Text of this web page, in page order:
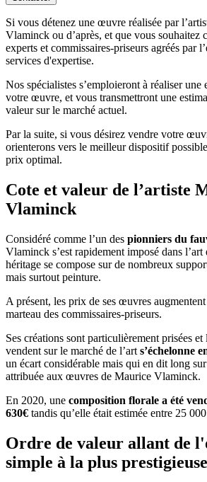
Si vous détenez une œuvre réalisée par
Vlaminck ou d’après, et que vous souhaitez
experts et commissaires-priseurs agréés par
services d'expertise.
Nos spécialistes s’emploieront à réaliser une
votre œuvre, et vous transmettront une
valeur sur le marché actuel.
Par la suite, si vous désirez vendre votre
orienterons vers le meilleur dispositif
prix optimal.
Cote et valeur de l’artiste
Vlaminck
Considéré comme l’un des pionniers du
Vlaminck s’est rapidement imposé dans
héritage se compose sur de nombreux
mais surtout peinture.
A présent, les prix de ses œuvres
marteau des commissaires-priseurs.
Ses créations sont particulièrement prisées
vendent sur le marché de l’art s’échelonne
un écart considérable mais qui en dit long
attribuée aux œuvres de Maurice Vlaminck.
En 2020, une composition florale a été
630€ tandis qu’elle était estimée entre 25
Ordre de valeur allant de
simple à la plus prestigieuse